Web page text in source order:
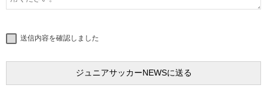
送信内容を確認しました